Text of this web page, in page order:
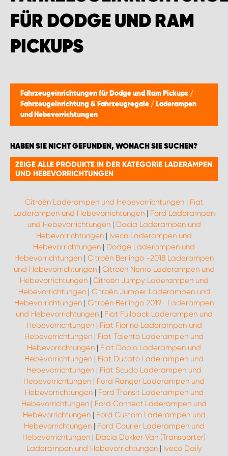
FÜR DODGE UND RAM
PICKUPS
Fahrzeugeinrichtungen für Dodge und Ram Pickups /
Fahrzeugeinrichtung & Fahrzeugregale / Laderampen
und Hebevorrichtungen
HABEN SIE NICHT GEFUNDEN, WONACH SIE SUCHEN?
ZEIGE ALLE PRODUKTE IN DER KATEGORIE LADERAMPEN
UND HEBEVORRICHTUNGEN
Citroën Laderampen und Hebevorrichtungen| Fiat
Laderampen und Hebevorrichtungen | Ford Laderampen
und Hebevorrichtungen| Dacia Laderampen und
Hebevorrichtungen | Iveco Laderampen und
Hebevorrichtungen | Dodge Laderampen und
Hebevorrichtungen | Citroën Berlingo -2018 Laderampen
und Hebevorrichtungen| Citroën Nemo Laderampen und
Hebevorrichtungen| Citroën Jumpy Laderampen und
Hebevorrichtungen| Citroën Jumper Laderampen und
Hebevorrichtungen | Citroën Berlingo 2019- Laderampen
und Hebevorrichtungen| Fiat Fullback Laderampen und
Hebevorrichtungen| Fiat Fiorino Laderampen und
Hebevorrichtungen | Fiat Talento Laderampen und
Hebevorrichtungen | Fiat Doblo Laderampen und
Hebevorrichtungen | Fiat Ducato Laderampen und
Hebevorrichtungen | Fiat Scudo Laderampen und
Hebevorrichtungen | Ford Ranger Laderampen und
Hebevorrichtungen| Ford Transit Laderampen und
Hebevorrichtungen | Ford Connect Laderampen und
Hebevorrichtungen| Ford Custom Laderampen und
Hebevorrichtungen| Ford Courier Laderampen und
Hebevorrichtungen | Dacia Dokker Van (Transporter)
Laderampen und Hebevorrichtungen| Iveco Daily